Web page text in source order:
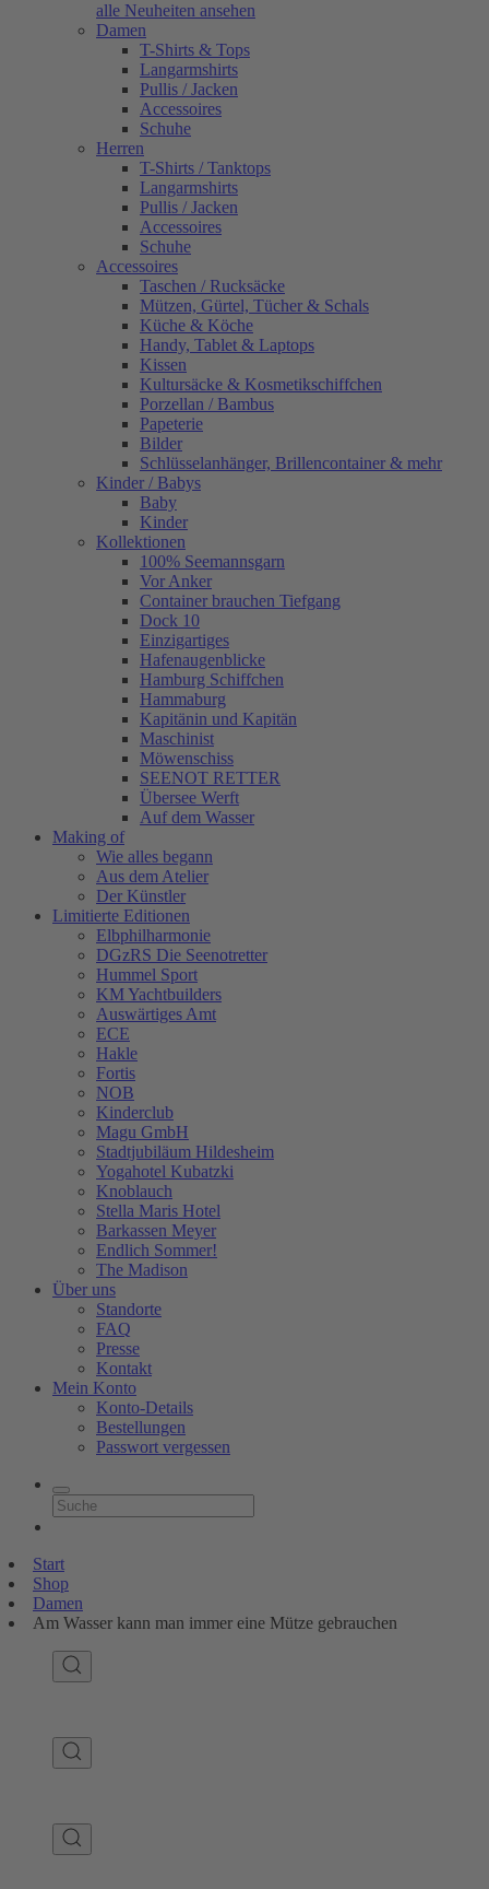
alle Neuheiten ansehen
Damen
T-Shirts & Tops
Langarmshirts
Pullis / Jacken
Accessoires
Schuhe
Herren
T-Shirts / Tanktops
Langarmshirts
Pullis / Jacken
Accessoires
Schuhe
Accessoires
Taschen / Rucksäcke
Mützen, Gürtel, Tücher & Schals
Küche & Köche
Handy, Tablet & Laptops
Kissen
Kultursäcke & Kosmetikschiffchen
Porzellan / Bambus
Papeterie
Bilder
Schlüsselanhänger, Brillencontainer & mehr
Kinder / Babys
Baby
Kinder
Kollektionen
100% Seemannsgarn
Vor Anker
Container brauchen Tiefgang
Dock 10
Einzigartiges
Hafenaugen­blicke
Hamburg Schiffchen
Hammaburg
Kapitänin und Kapitän
Maschinist
Möwenschiss
SEENOT RETTER
Übersee Werft
Auf dem Wasser
Making of
Wie alles begann
Aus dem Atelier
Der Künstler
Limitierte Editionen
Elbphilharmonie
DGzRS Die Seenotretter
Hummel Sport
KM Yachtbuilders
Auswärtiges Amt
ECE
Hakle
Fortis
NOB
Kinderclub
Magu GmbH
Stadtjubiläum Hildesheim
Yogahotel Kubatzki
Knoblauch
Stella Maris Hotel
Barkassen Meyer
Endlich Sommer!
The Madison
Über uns
Standorte
FAQ
Presse
Kontakt
Mein Konto
Konto-Details
Bestellungen
Passwort vergessen
Start
Shop
Damen
Am Wasser kann man immer eine Mütze gebrauchen